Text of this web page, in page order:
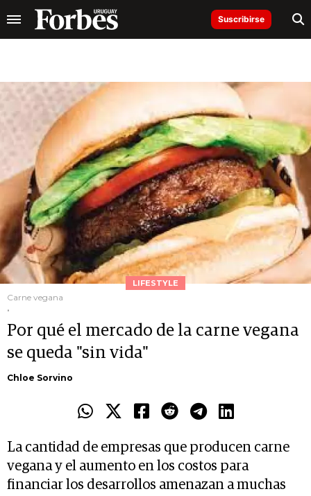
Suscribirse
LIFESTYLE
Carne vegana
.
Por qué el mercado de la carne vegana
se queda "sin vida"
Chloe Sorvino
La cantidad de empresas que producen carne
vegana y el aumento en los costos para
financiar los desarrollos amenazan a muchas